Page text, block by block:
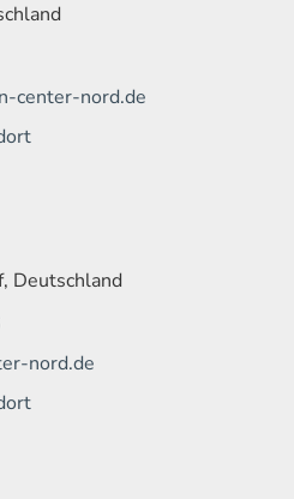
center-nord.de
Deutschland
nord.de